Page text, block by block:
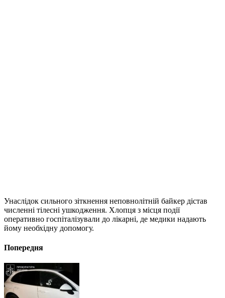
Унаслідок сильного зіткнення неповнолітній байкер дістав
численні тілесні ушкодження. Хлопця з місця події
оперативно госпіталізували до лікарні, де медики надають
йому необхідну допомогу.
Попередня